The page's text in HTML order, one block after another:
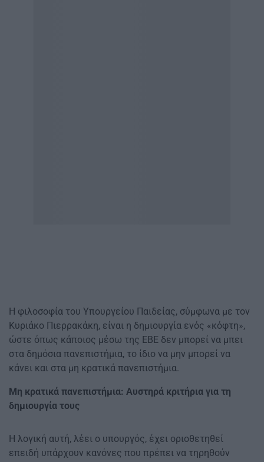
Η φιλοσοφία του Υπουργείου Παιδείας, σύµφωνα µε τον
Κυριάκο Πιερρακάκη, είναι η δηµιουργία ενός «κόφτη»,
ώστε όπως κάποιος µέσω της ΕΒΕ δεν µπορεί να µπει
στα δηµόσια πανεπιστήµια, το ίδιο να µην µπορεί να
κάνει και στα µη κρατικά πανεπιστήµια.
Μη κρατικά πανεπιστήμια: Αυστηρά κριτήρια για τη
δηµιουργία τους
Η λογική αυτή, λέει ο υπουργός, έχει οριοθετηθεί
επειδή υπάρχουν κανόνες που πρέπει να τηρηθούν